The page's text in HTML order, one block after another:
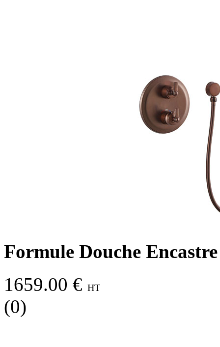
Formule Douche
1659.00 € HT
(0)